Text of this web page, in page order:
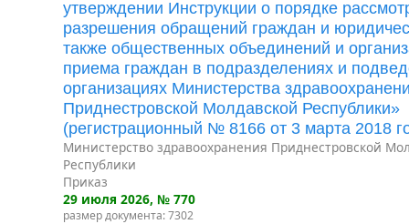
утверждении Инструкции о порядке
разрешения обращений граждан и
также общественных объединений и
приема граждан в подразделениях и
организациях Министерства
Приднестровской Молдавской Республики»
(регистрационный № 8166 от 3 марта 2018
Министерство здравоохранения Приднестровской
Республики
Приказ
29 июля 2026, № 770
размер документа: 7302